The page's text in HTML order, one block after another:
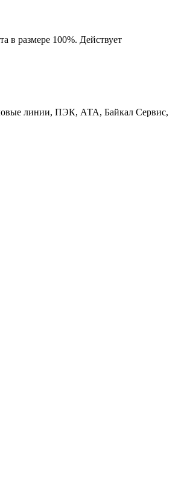
в размере 100%. Действует
линии, ПЭК, АТА, Байкал Сервис,